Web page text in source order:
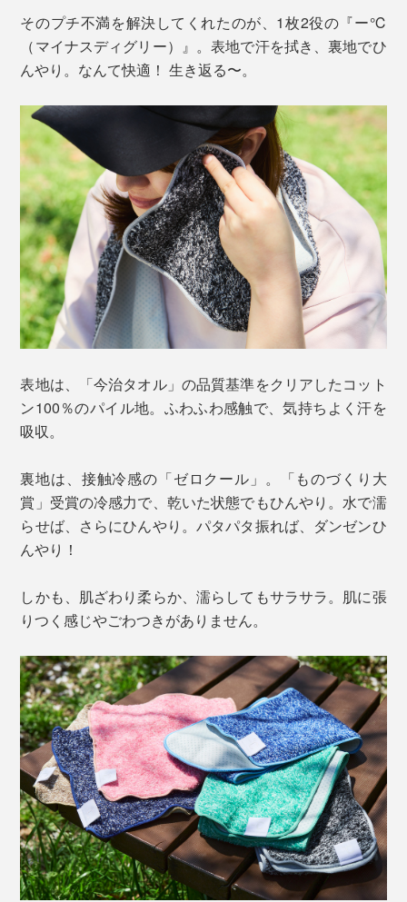
そのプチ不満を解決してくれたのが、1枚2役の『ー℃
（マイナスディグリー）』。表地で汗を拭き、裏地でひ
んやり。なんて快適！ 生き返る〜。
表地は、「今治タオル」の品質基準をクリアしたコット
ン100％のパイル地。ふわふわ感触で、気持ちよく汗を
吸収。
裏地は、接触冷感の「ゼロクール」。「ものづくり大
賞」受賞の冷感力で、乾いた状態でもひんやり。水で濡
らせば、さらにひんやり。パタパタ振れば、ダンゼンひ
んやり！
しかも、肌ざわり柔らか、濡らしてもサラサラ。肌に張
りつく感じやごわつきがありません。